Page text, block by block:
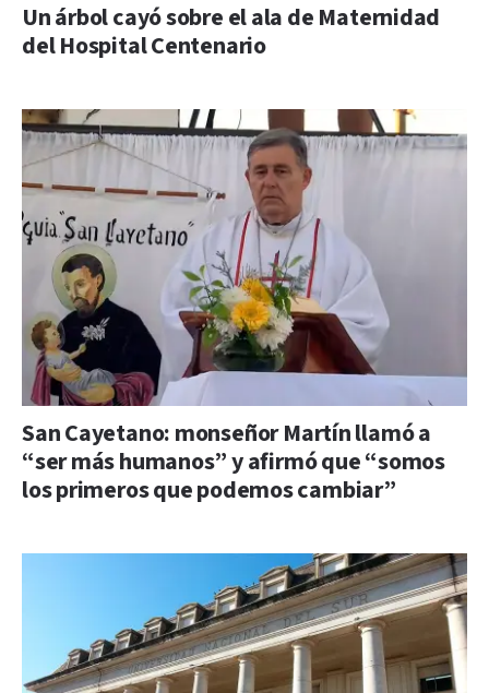
Un árbol cayó sobre el ala de Maternidad
del Hospital Centenario
San Cayetano: monseñor Martín llamó a
“ser más humanos” y afirmó que “somos
los primeros que podemos cambiar”